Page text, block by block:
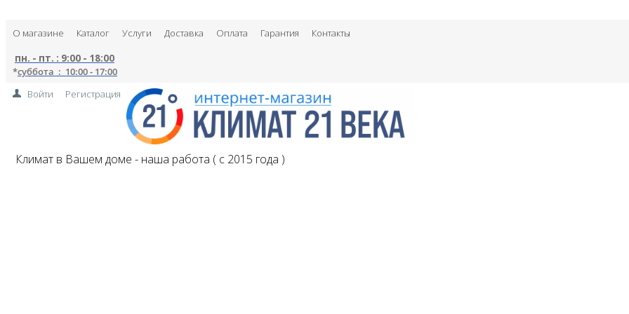
О магазине Каталог Услуги Доставка Оплата Гарантия Контакты
пн. - пт. : 9:00 - 18:00
*суббота : 10:00 - 17:00
Войти
Регистрация
Климат в Вашем доме - наша работа ( с 2015 года )